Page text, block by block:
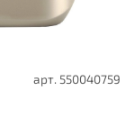
арт. 550040759